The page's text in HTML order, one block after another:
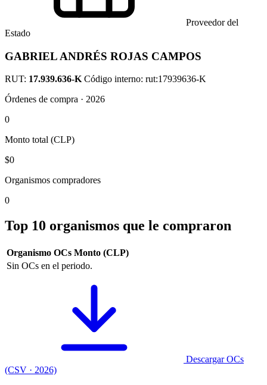
Proveedor del
Estado
GABRIEL ANDRÉS ROJAS CAMPOS
RUT: 17.939.636-K Código interno: rut:17939636-K
Órdenes de compra · 2026
0
Monto total (CLP)
$0
Organismos compradores
0
Top 10 organismos que le compraron
Organismo OCs Monto (CLP)
Sin OCs en el periodo.
Descargar OCs
(CSV · 2026)